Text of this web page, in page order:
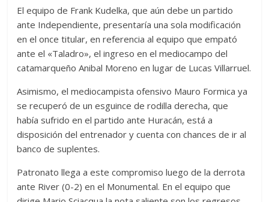
El equipo de Frank Kudelka, que aún debe un partido
ante Independiente, presentaría una sola modificación
en el once titular, en referencia al equipo que empató
ante el «Taladro», el ingreso en el mediocampo del
catamarqueño Anibal Moreno en lugar de Lucas Villarruel.
Asimismo, el mediocampista ofensivo Mauro Formica ya
se recuperó de un esguince de rodilla derecha, que
había sufrido en el partido ante Huracán, está a
disposición del entrenador y cuenta con chances de ir al
banco de suplentes.
Patronato llega a este compromiso luego de la derrota
ante River (0-2) en el Monumental. En el equipo que